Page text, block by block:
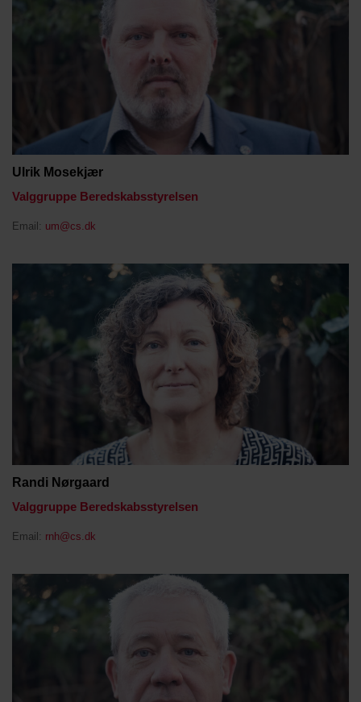
Ulrik Mosekjær
Valggruppe Beredskabsstyrelsen
Email: um@cs.dk
Randi Nørgaard
Valggruppe Beredskabsstyrelsen
Email: rnh@cs.dk